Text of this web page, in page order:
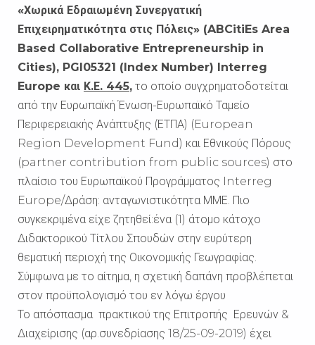
«Χωρικά Εδραιωμένη Συνεργατική
Επιχειρηματικότητα στις Πόλεις» (ABCitiEs Area
Based Collaborative Entrepreneurship in
Cities), PGI05321 (Index Number) Interreg
Europe και Κ.Ε. 445, το οποίο συγχρηματοδοτείται
από την Ευρωπαϊκή Ένωση-Ευρωπαϊκό Ταμείο
Περιφερειακής Ανάπτυξης (ΕΤΠΑ) (European
Region Development Fund) και Εθνικούς Πόρους
(partner contribution from public sources) στο
πλαίσιο του Ευρωπαϊκού Προγράμματος Interreg
Europe/Δράση: ανταγωνιστικότητα ΜΜΕ. Πιο
συγκεκριμένα είχε ζητηθεί:ένα (1) άτομο κάτοχο
Διδακτορικού Τίτλου Σπουδών στην ευρύτερη
θεματική περιοχή της Οικονομικής Γεωγραφίας.
Σύμφωνα με το αίτημα, η σχετική δαπάνη προβλέπεται
στον προϋπολογισμό του εν λόγω έργου
Το απόσπασμα πρακτικού της Επιτροπής Ερευνών &
Διαχείρισης (αρ.συνεδρίασης 18/25-09-2019) έχει